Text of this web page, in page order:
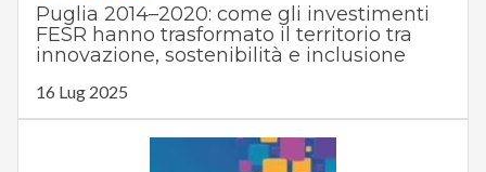
Puglia 2014–2020: come gli investimenti
FESR hanno trasformato il territorio tra
innovazione, sostenibilità e inclusione
16 Lug 2025